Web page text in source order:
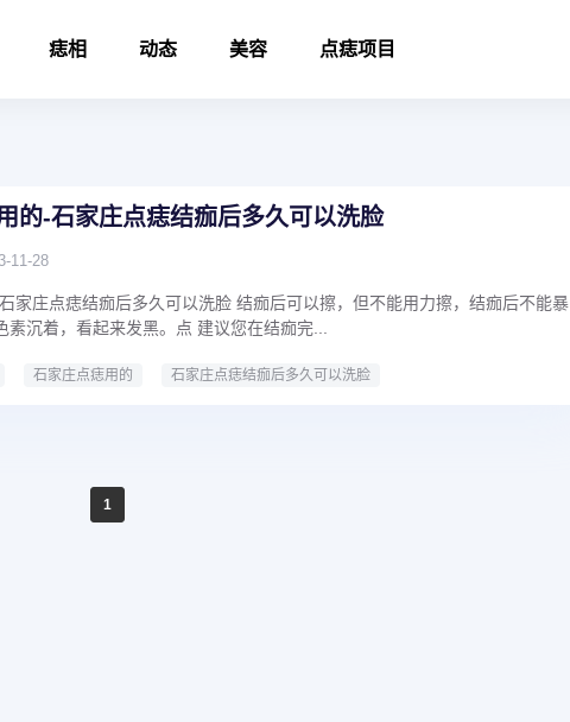
痣相 动态 美容 点痣项目
的-石家庄点痣结痂后多久可以洗脸
11-28
家庄点痣结痂后多久可以洗脸 结痂后可以擦，但不能用力擦，结痂后不能暴
素沉着，看起来发黑。点 建议您在结痂完...
石家庄点痣用的 石家庄点痣结痂后多久可以洗脸
1